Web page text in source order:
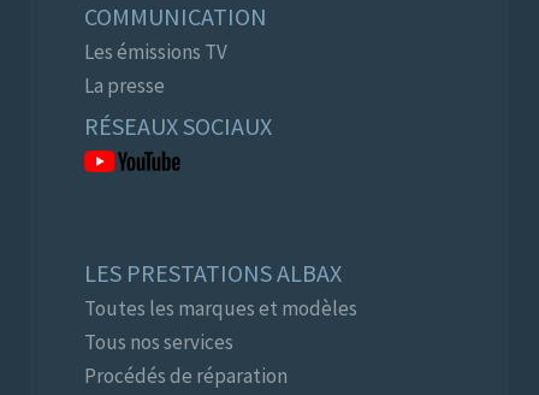
COMMUNICATION
Les émissions TV
La presse
RÉSEAUX SOCIAUX
LES PRESTATIONS ALBAX
Toutes les marques et modèles
Tous nos services
Procédés de réparation